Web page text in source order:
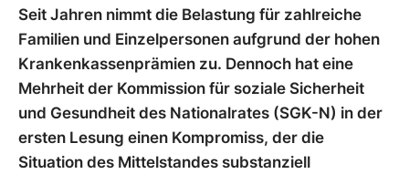
Seit Jahren nimmt die Belastung für zahlreiche
Familien und Einzelpersonen aufgrund der hohen
Krankenkassenprämien zu. Dennoch hat eine
Mehrheit der Kommission für soziale Sicherheit
und Gesundheit des Nationalrates (SGK-N) in der
ersten Lesung einen Kompromiss, der die
Situation des Mittelstandes substanziell